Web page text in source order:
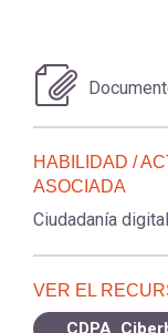
HABILIDAD /
ASOCIADA
Ciudadanía digital
VER EL